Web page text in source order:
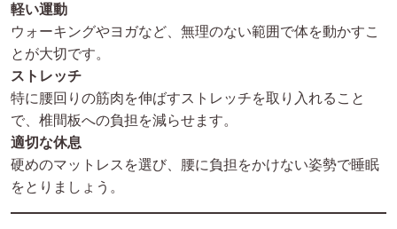
軽い運動
ウォーキングやヨガなど、無理のない範囲で体を動かすこ
とが大切です。
ストレッチ
特に腰回りの筋肉を伸ばすストレッチを取り入れること
で、椎間板への負担を減らせます。
適切な休息
硬めのマットレスを選び、腰に負担をかけない姿勢で睡眠
をとりましょう。